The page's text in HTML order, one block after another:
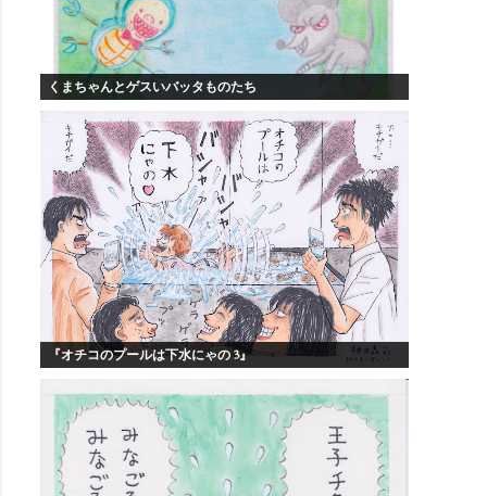
くまちゃんとゲスいバッタものたち
『オチコのプールは下水にゃの 3』